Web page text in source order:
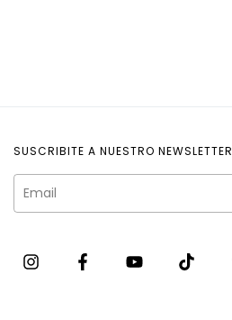
SUSCRIBITE A NUESTRO NEWSLETTER